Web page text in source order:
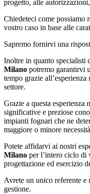
progetto, alle
Chiedeteci come possiamo
vostro caso in base alle
Sapremo fornirvi una
Inoltre in quanto specialisti
Milano potremo garantirvi
tempo grazie
settore.
Grazie a questa esperienza
significative e preziose
impianti fognari che ne
maggiore o minore
Potete affidarvi ai nostri
Milano per l’intero ciclo di
progettazione ed esercizio
Avrete un unico referente e
gestione.